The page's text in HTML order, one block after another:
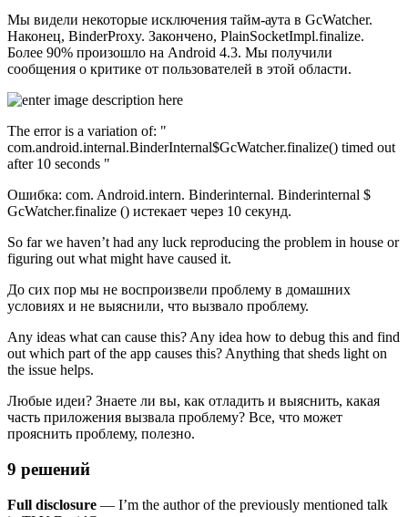
Мы видели некоторые исключения тайм-аута в GcWatcher.
Наконец, BinderProxy. Закончено, PlainSocketImpl.finalize.
Более 90% произошло на Android 4.3. Мы получили
сообщения о критике от пользователей в этой области.
The error is a variation of: "
com.android.internal.BinderInternal$GcWatcher.finalize() timed out
after 10 seconds "
Ошибка: com. Android.intern. Binderinternal. Binderinternal $
GcWatcher.finalize () истекает через 10 секунд.
So far we haven’t had any luck reproducing the problem in house or
figuring out what might have caused it.
До сих пор мы не воспроизвели проблему в домашних
условиях и не выяснили, что вызвало проблему.
Any ideas what can cause this? Any idea how to debug this and find
out which part of the app causes this? Anything that sheds light on
the issue helps.
Любые идеи? Знаете ли вы, как отладить и выяснить, какая
часть приложения вызвала проблему? Все, что может
прояснить проблему, полезно.
9 решений
Full disclosure — I’m the author of the previously mentioned talk